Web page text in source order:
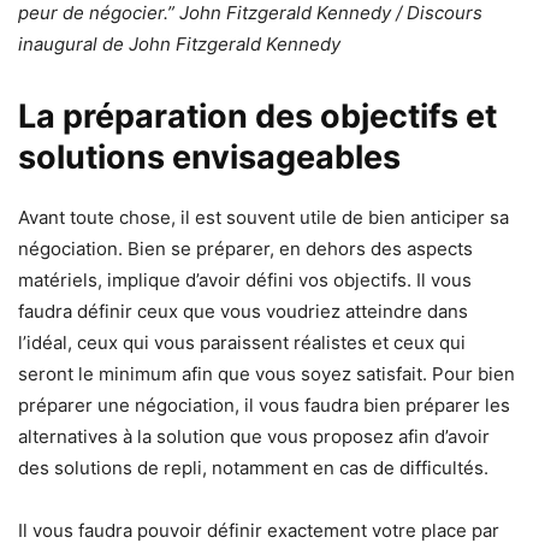
peur de négocier.” John Fitzgerald Kennedy / Discours
inaugural de John Fitzgerald Kennedy
La préparation des objectifs et
solutions envisageables
Avant toute chose, il est souvent utile de bien anticiper sa
négociation. Bien se préparer, en dehors des aspects
matériels, implique d’avoir défini vos objectifs. Il vous
faudra définir ceux que vous voudriez atteindre dans
l’idéal, ceux qui vous paraissent réalistes et ceux qui
seront le minimum afin que vous soyez satisfait. Pour bien
préparer une négociation, il vous faudra bien préparer les
alternatives à la solution que vous proposez afin d’avoir
des solutions de repli, notamment en cas de difficultés.
Il vous faudra pouvoir définir exactement votre place par